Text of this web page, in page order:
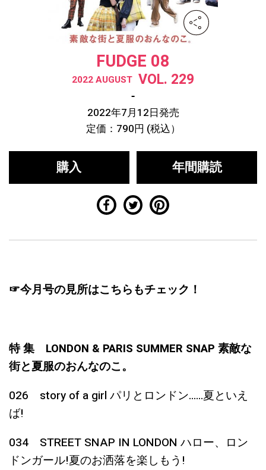
FUDGE 08
2022 AUGUST VOL. 229
2022年7月12日発売
定価：790円 (税込）
購入 年間購読
☞今月号の見所はこちらもチェック！
特 集 LONDON & PARIS SUMMER SNAP 素敵な
街と夏服のおんなのこ。
026 story of a girl パリとロンドン……夏といえ
ば!
034 STREET SNAP IN LONDON ハロー、ロン
ドンガール!夏のお洒落を楽しもう!